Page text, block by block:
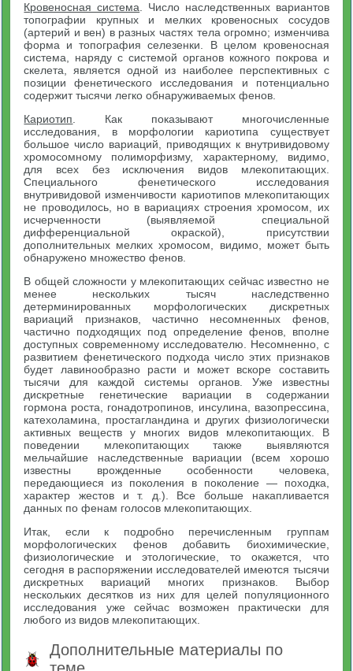
Кровеносная система . Число наследственных вариантов
топографии крупных и мелких кровеносных сосудов
(артерий и вен) в разных частях тела огромно; изменчива
форма и топография селезенки. В целом кровеносная
система, наряду с системой органов кожного покрова и
скелета, является одной из наиболее перспективных с
позиции фенетического исследования и потенциально
содержит тысячи легко обнаруживаемых фенов.
Кариотип . Как показывают многочисленные
исследования, в морфологии кариотипа существует
большое число вариаций, приводящих к внутривидовому
хромосомному полиморфизму, характерному, видимо,
для всех без исключения видов млекопитающих.
Специального фенетического исследования
внутривидовой изменчивости кариотипов млекопитающих
не проводилось, но в вариациях строения хромосом, их
исчерченности (выявляемой специальной
дифференциальной окраской), присутствии
дополнительных мелких хромосом, видимо, может быть
обнаружено множество фенов.
В общей сложности у млекопитающих сейчас известно не
менее нескольких тысяч наследственно
детерминированных морфологических дискретных
вариаций признаков, частично несомненных фенов,
частично подходящих под определение фенов, вполне
доступных современному исследователю. Несомненно, с
развитием фенетического подхода число этих признаков
будет лавинообразно расти и может вскоре составить
тысячи для каждой системы органов. Уже известны
дискретные генетические вариации в содержании
гормона роста, гонадотропинов, инсулина, вазопрессина,
катехоламина, простагландина и других физиологически
активных веществ у многих видов млекопитающих. В
поведении млекопитающих также выявляются
мельчайшие наследственные вариации (всем хорошо
известны врожденные особенности человека,
передающиеся из поколения в поколение — походка,
характер жестов и т. д.). Все больше накапливается
данных по фенам голосов млекопитающих.
Итак, если к подробно перечисленным группам
морфологических фенов добавить биохимические,
физиологические и этологические, то окажется, что
сегодня в распоряжении исследователей имеются тысячи
дискретных вариаций многих признаков. Выбор
нескольких десятков из них для целей популяционного
исследования уже сейчас возможен практически для
любого из видов млекопитающих.
Дополнительные материалы по